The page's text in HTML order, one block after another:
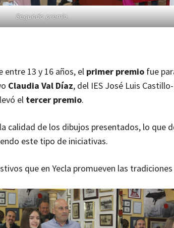
Segundo premio.
entre 13 y 16 años, el primer premio fue
Claudia Val Díaz, del IES José Luis
el tercer premio.
calidad de los dibujos presentados, lo que
este tipo de iniciativas.
que en Yecla promueven las